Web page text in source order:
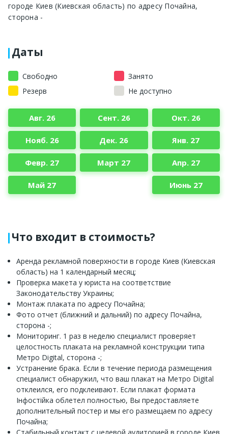
городе Киев (Киевская область) по адресу Почайна,
сторона -
Даты
Свободно
Занято
Резерв
Не доступно
Авг. 26 Сент. 26 Окт. 26
Нояб. 26 Дек. 26 Янв. 27
Февр. 27 Март 27 Апр. 27
Май 27 Июнь 27
Что входит в стоимость?
Аренда рекламной поверхности в городе Киев (Киевская
область) на 1 календарный месяц;
Проверка макета у юриста на соответствие
Законодательству Украины;
Монтаж плаката по адресу Почайна;
Фото отчет (ближний и дальний) по адресу Почайна,
сторона -;
Мониторинг. 1 раз в неделю специалист проверяет
целостность плаката на рекламной конструкции типа
Метро Digital, сторона -;
Устранение брака. Если в течение периода размещения
специалист обнаружил, что ваш плакат на Метро Digital
отклеился, его подклеивают. Если плакат формата
Інфостійка облетел полностью, Вы предоставляете
дополнительный постер и мы его размещаем по адресу
Почайна;